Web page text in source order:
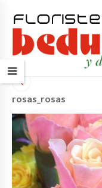
rosas_rosas